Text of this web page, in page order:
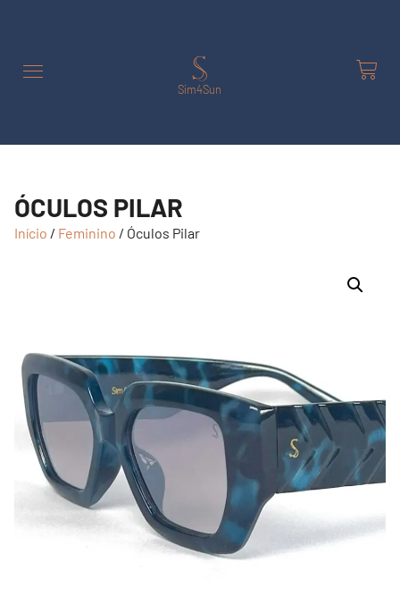
Sim4Sun
ÓCULOS PILAR
Início / Feminino / Óculos Pilar